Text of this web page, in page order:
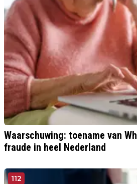
Waarschuwing: toename van
fraude in heel Nederland
112